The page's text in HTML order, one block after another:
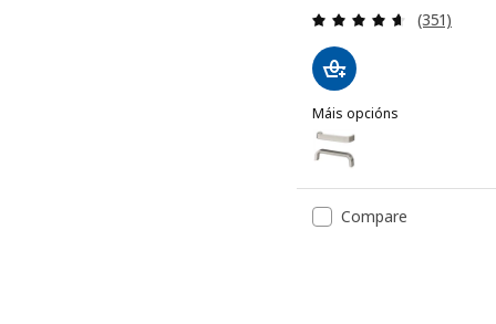
Revisión:
(351)
Máis opcións
KALERUM
Opción: KALERUM,
Compare